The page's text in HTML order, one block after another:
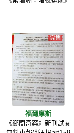
福爾摩斯
《鄉間奇案》新刊試閱